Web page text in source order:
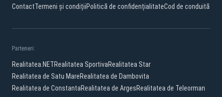
ContactTermeni și condițiiPolitică de confidențialitateCod de conduită
Parteneri:
Realitatea.NETRealitatea SportivaRealitatea Star
Realitatea de Satu MareRealitatea de Dambovita
Realitatea de ConstantaRealitatea de ArgesRealitatea de Teleorman